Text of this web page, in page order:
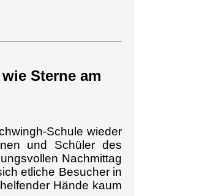
Sterne am
Schule wieder
und Schüler des
Nachmittag
etliche Besucher in
Hände kaum